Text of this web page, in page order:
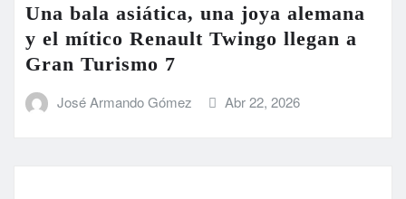
Una bala asiática, una joya alemana
y el mítico Renault Twingo llegan a
Gran Turismo 7
José Armando Gómez Abr 22, 2026